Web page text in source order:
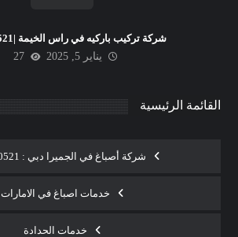
شركة تركيب باركيه في راس الخيمة |0565930521
يناير 5, 2025
27
القائمة الرئيسية
شركة أصباغ في الجميرا دبي : 0565930521
خدمات اصباغ في الامارات
خدمات الحدادة